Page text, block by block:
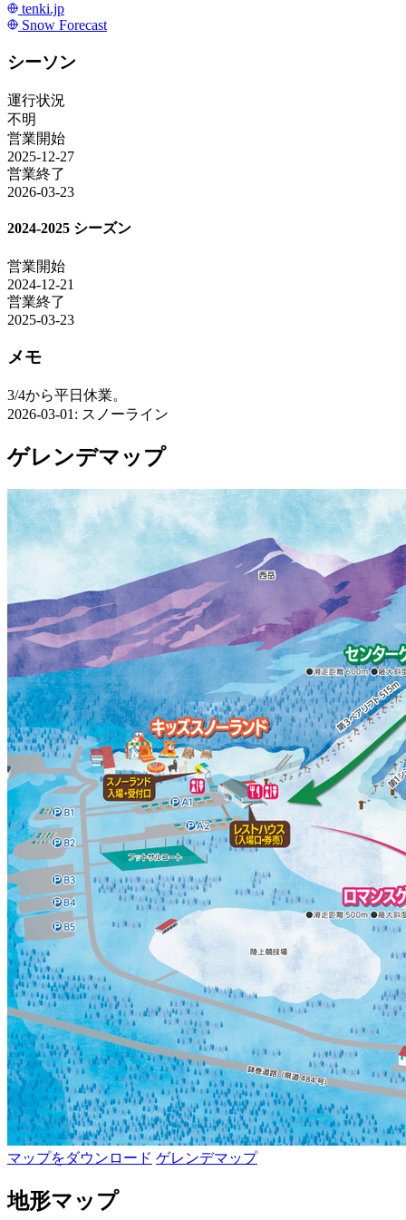
tenki.jp
Snow Forecast
シーソン
運行状況
不明
営業開始
2025-12-27
営業終了
2026-03-23
2024-2025 シーズン
営業開始
2024-12-21
営業終了
2025-03-23
メモ
3/4から平日休業。
2026-03-01: スノーライン
ゲレンデマップ
マップをダウンロード ゲレンデマップ
地形マップ